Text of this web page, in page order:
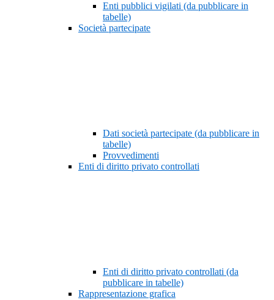
Enti pubblici vigilati (da pubblicare in
tabelle)
Società partecipate
Dati società partecipate (da pubblicare in
tabelle)
Provvedimenti
Enti di diritto privato controllati
Enti di diritto privato controllati (da
pubblicare in tabelle)
Rappresentazione grafica